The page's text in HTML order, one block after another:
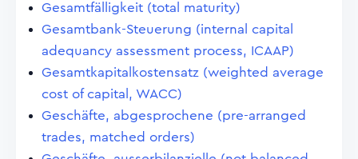
Gesamtfälligkeit (total maturity)
Gesamtbank-Steuerung (internal capital
adequancy assessment process, ICAAP)
Gesamtkapitalkostensatz (weighted average
cost of capital, WACC)
Geschäfte, abgesprochene (pre-arranged
trades, matched orders)